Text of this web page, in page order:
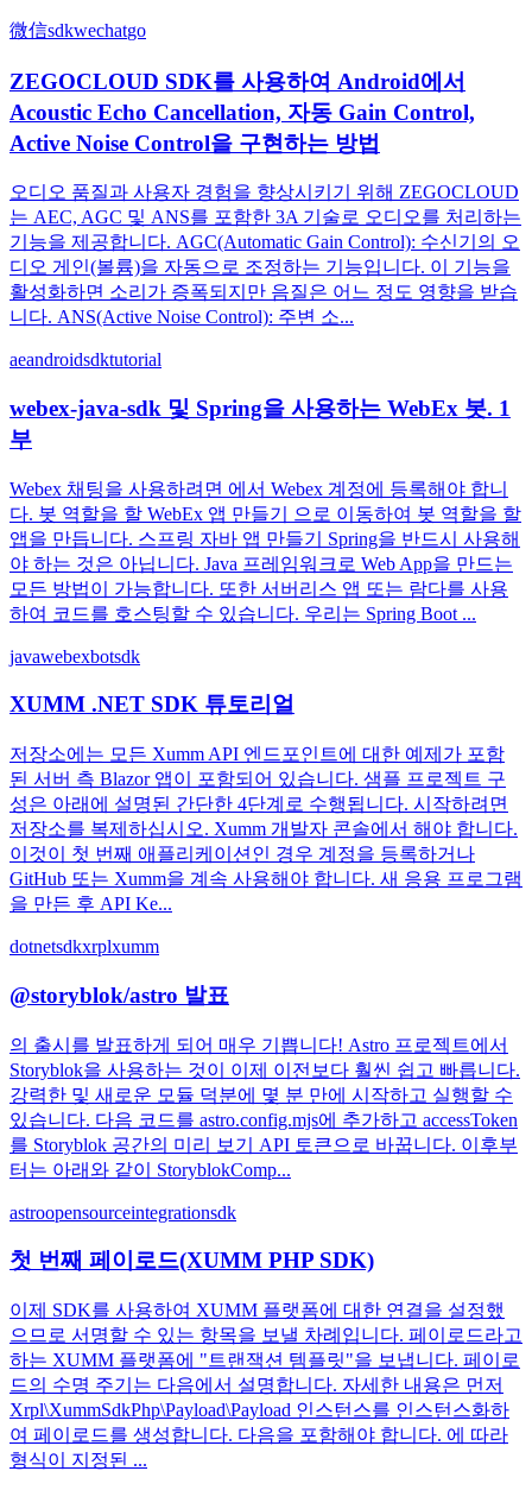
微信sdkwechatgo
ZEGOCLOUD SDK를 사용하여 Android에서
Acoustic Echo Cancellation, 자동 Gain Control,
Active Noise Control을 구현하는 방법
오디오 품질과 사용자 경험을 향상시키기 위해 ZEGOCLOUD
는 AEC, AGC 및 ANS를 포함한 3A 기술로 오디오를 처리하는
기능을 제공합니다. AGC(Automatic Gain Control): 수신기의 오
디오 게인(볼륨)을 자동으로 조정하는 기능입니다. 이 기능을
활성화하면 소리가 증폭되지만 음질은 어느 정도 영향을 받습
니다. ANS(Active Noise Control): 주변 소...
aeandroidsdktutorial
webex-java-sdk 및 Spring을 사용하는 WebEx 봇. 1
부
Webex 채팅을 사용하려면 에서 Webex 계정에 등록해야 합니
다. 봇 역할을 할 WebEx 앱 만들기 으로 이동하여 봇 역할을 할
앱을 만듭니다. 스프링 자바 앱 만들기 Spring을 반드시 사용해
야 하는 것은 아닙니다. Java 프레임워크로 Web App을 만드는
모든 방법이 가능합니다. 또한 서버리스 앱 또는 람다를 사용
하여 코드를 호스팅할 수 있습니다. 우리는 Spring Boot ...
javawebexbotsdk
XUMM .NET SDK 튜토리얼
저장소에는 모든 Xumm API 엔드포인트에 대한 예제가 포함
된 서버 측 Blazor 앱이 포함되어 있습니다. 샘플 프로젝트 구
성은 아래에 설명된 간단한 4단계로 수행됩니다. 시작하려면
저장소를 복제하십시오. Xumm 개발자 콘솔에서 해야 합니다.
이것이 첫 번째 애플리케이션인 경우 계정을 등록하거나
GitHub 또는 Xumm을 계속 사용해야 합니다. 새 응용 프로그램
을 만든 후 API Ke...
dotnetsdkxrplxumm
@storyblok/astro 발표
의 출시를 발표하게 되어 매우 기쁩니다! Astro 프로젝트에서
Storyblok을 사용하는 것이 이제 이전보다 훨씬 쉽고 빠릅니다.
강력한 및 새로운 모듈 덕분에 몇 분 만에 시작하고 실행할 수
있습니다. 다음 코드를 astro.config.mjs에 추가하고 accessToken
를 Storyblok 공간의 미리 보기 API 토큰으로 바꿉니다. 이후부
터는 아래와 같이 StoryblokComp...
astroopensourceintegrationsdk
첫 번째 페이로드(XUMM PHP SDK)
이제 SDK를 사용하여 XUMM 플랫폼에 대한 연결을 설정했
으므로 서명할 수 있는 항목을 보낼 차례입니다. 페이로드라고
하는 XUMM 플랫폼에 "트랜잭션 템플릿"을 보냅니다. 페이로
드의 수명 주기는 다음에서 설명합니다. 자세한 내용은 먼저
Xrpl\XummSdkPhp\Payload\Payload 인스턴스를 인스턴스화하
여 페이로드를 생성합니다. 다음을 포함해야 합니다. 에 따라
형식이 지정된 ...